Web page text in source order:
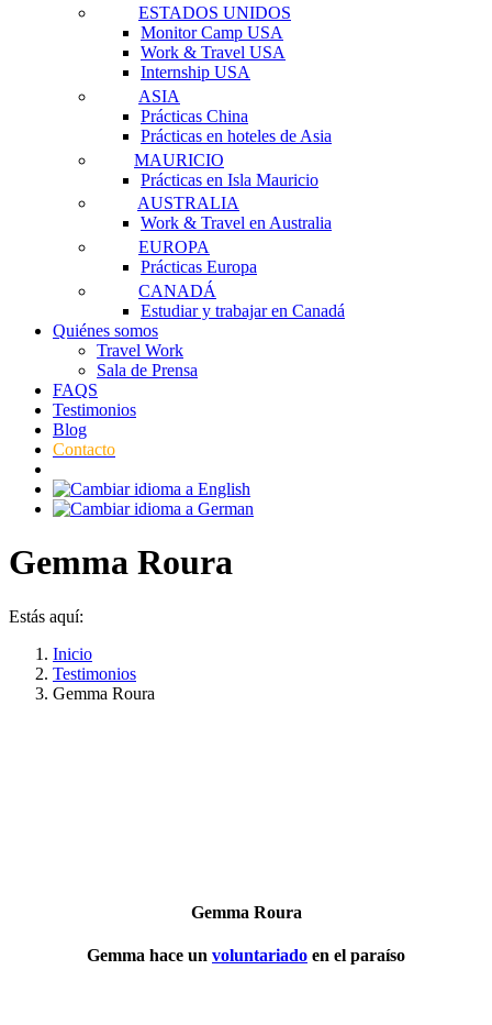
ESTADOS UNIDOS
Monitor Camp USA
Work & Travel USA
Internship USA
ASIA
Prácticas China
Prácticas en hoteles de Asia
MAURICIO
Prácticas en Isla Mauricio
AUSTRALIA
Work & Travel en Australia
EUROPA
Prácticas Europa
CANADÁ
Estudiar y trabajar en Canadá
Quiénes somos
Travel Work
Sala de Prensa
FAQS
Testimonios
Blog
Contacto
Gemma Roura
Estás aquí:
Inicio
Testimonios
Gemma Roura
Gemma Roura
Gemma hace un voluntariado en el paraíso